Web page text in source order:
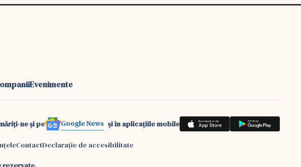
Evenimente
ne și pe Google News și în aplicațiile mobile
ContactDeclarație de accesibilitate